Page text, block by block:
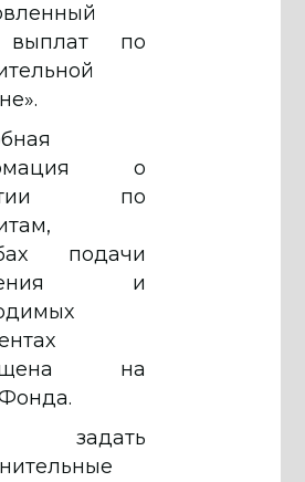
выплат по
о
по
подачи
и
на
задать